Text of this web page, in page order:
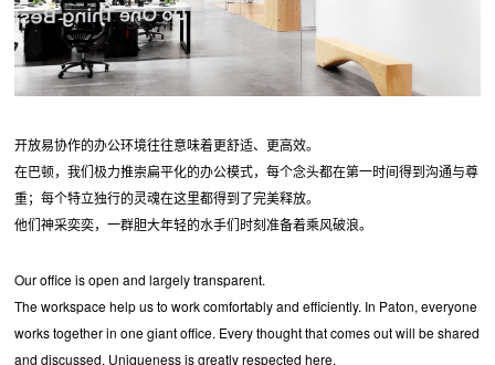
开放易协作的办公环境往往意味着更舒适、更高效。
在巴顿，我们极力推崇扁平化的办公模式，每个念头都在第一时间得到沟通与尊
重；每个特立独行的灵魂在这里都得到了完美释放。
他们神采奕奕，一群胆大年轻的水手们时刻准备着乘风破浪。
Our office is open and largely transparent.
The workspace help us to work comfortably and efficiently. In Paton, everyone
works together in one giant office. Every thought that comes out will be shared
and discussed. Uniqueness is greatly respected here.